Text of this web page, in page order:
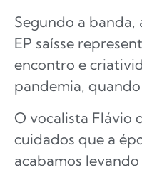
Segundo a banda,
EP saísse
encontro e
pandemia,
O vocalista Flávio
cuidados que a
acabamos